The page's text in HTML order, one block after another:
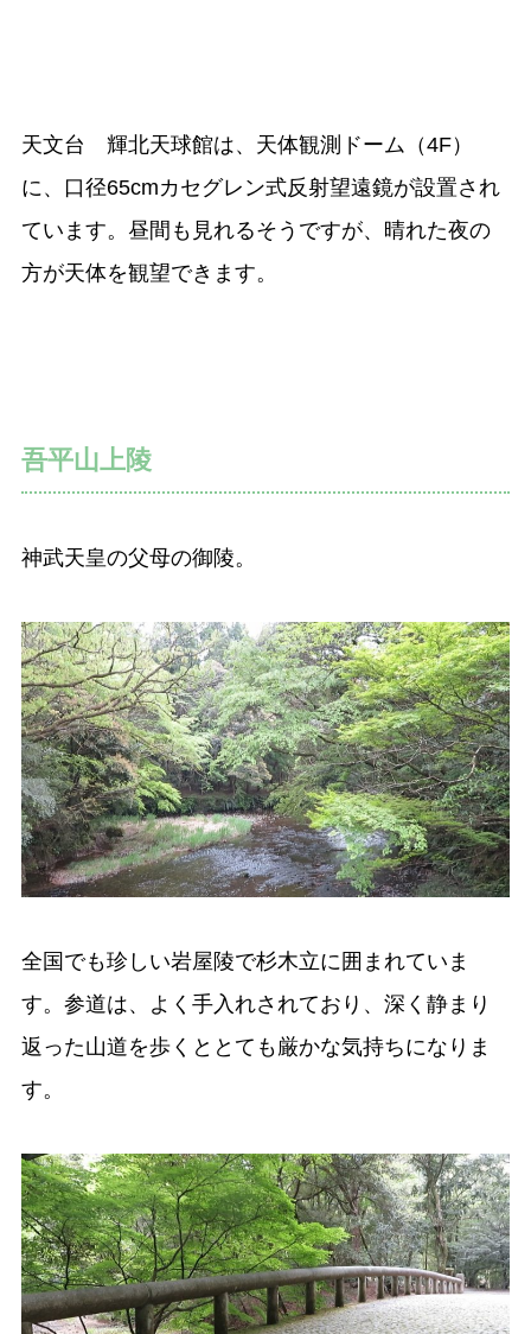
天文台 輝北天球館は、天体観測ドーム（4F）
に、口径65cmカセグレン式反射望遠鏡が設置され
ています。昼間も見れるそうですが、晴れた夜の
方が天体を観望できます。
吾平山上陵
神武天皇の父母の御陵。
全国でも珍しい岩屋陵で杉木立に囲まれていま
す。参道は、よく手入れされており、深く静まり
返った山道を歩くととても厳かな気持ちになりま
す。